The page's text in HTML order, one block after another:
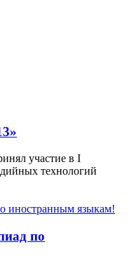
участие в I
технологий
по